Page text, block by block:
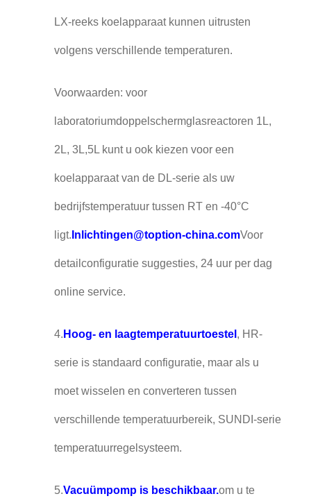
LX-reeks koelapparaat kunnen uitrusten
volgens verschillende temperaturen.
Voorwaarden: voor
laboratoriumdoppelschermglasreactoren 1L,
2L, 3L,5L kunt u ook kiezen voor een
koelapparaat van de DL-serie als uw
bedrijfstemperatuur tussen RT en -40°C
ligt. Inlichtingen@toption-china.comVoor
detailconfiguratie suggesties, 24 uur per dag
online service.
4. Hoog- en laagtemperatuurtoestel , HR-
serie is standaard configuratie, maar als u
moet wisselen en converteren tussen
verschillende temperatuurbereik, SUNDI-serie
temperatuurregelsysteem.
5.Vacuümpomp is beschikbaar.om u te